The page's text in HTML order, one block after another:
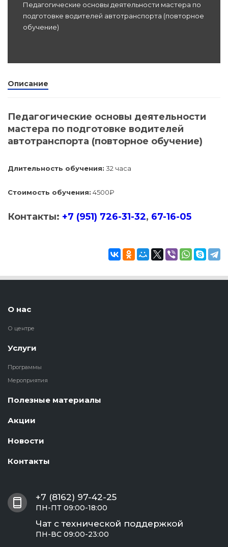
Педагогические основы деятельности мастера по
подготовке водителей автотранспорта (повторное
обучение)
Описание
Педагогические основы деятельности
мастера по подготовке водителей
автотранспорта (повторное обучение)
Длительность обучения: 32 часа
Стоимость обучения: 4500₽
Контакты: +7 (951) 726-31-32, 67-16-05
О нас
О центре
Услуги
Программы
Мероприятия
Полезные материалы
Акции
Новости
Контакты
+7 (8162) 97-42-25
ПН-ПТ 09:00-18:00
Чат с технической поддержкой
ПН-ВС 09:00-23:00